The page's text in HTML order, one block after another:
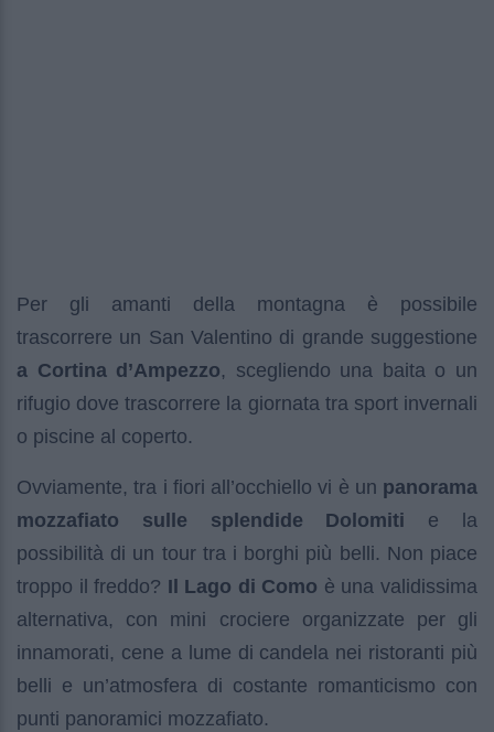
Per gli amanti della montagna è possibile
trascorrere un San Valentino di grande suggestione
a Cortina d’Ampezzo, scegliendo una baita o un
rifugio dove trascorrere la giornata tra sport invernali
o piscine al coperto.
Ovviamente, tra i fiori all’occhiello vi è un panorama
mozzafiato sulle splendide Dolomiti e la
possibilità di un tour tra i borghi più belli. Non piace
troppo il freddo? Il Lago di Como è una validissima
alternativa, con mini crociere organizzate per gli
innamorati, cene a lume di candela nei ristoranti più
belli e un’atmosfera di costante romanticismo con
punti panoramici mozzafiato.